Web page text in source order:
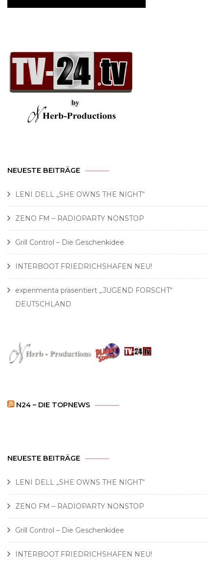
NEUESTE BEITRÄGE
LENI DELL „SHE OWNS THE NIGHT“
ZENO FM – RADIOPARTY NONSTOP
Grill Control – Die Geschenkidee
INTERBOOT FRIEDRICHSHAFEN NEU!
experimenta präsentiert „JUGEND FORSCHT“
DEUTSCHLAND
N24 – DIE TOPNEWS
NEUESTE BEITRÄGE
LENI DELL „SHE OWNS THE NIGHT“
ZENO FM – RADIOPARTY NONSTOP
Grill Control – Die Geschenkidee
INTERBOOT FRIEDRICHSHAFEN NEU!